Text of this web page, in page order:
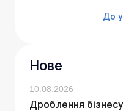
До
Нове
10.08.2026
Дроблення